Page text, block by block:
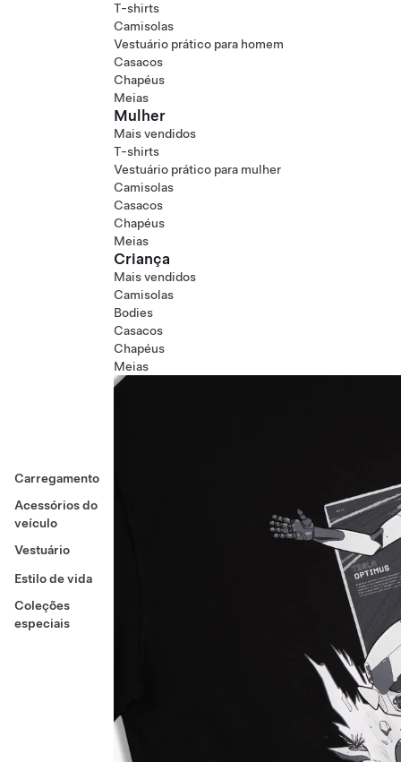
Carregamento
Acessórios do
veículo
Vestuário
Estilo de vida
Coleções
especiais
T-shirts
Camisolas
Vestuário prático para homem
Casacos
Chapéus
Meias
Mulher
Mais vendidos
T-shirts
Vestuário prático para mulher
Camisolas
Casacos
Chapéus
Meias
Criança
Mais vendidos
Camisolas
Bodies
Casacos
Chapéus
Meias